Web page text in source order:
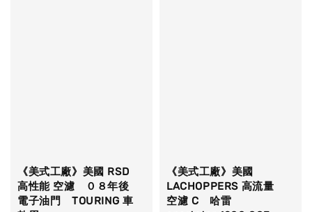
《美式工廠》美國 RSD
高性能 空濾 ０８年後
電子油門 TOURING 車
《美式工廠》美國
LACHOPPERS 高流量
空濾 C 哈雷